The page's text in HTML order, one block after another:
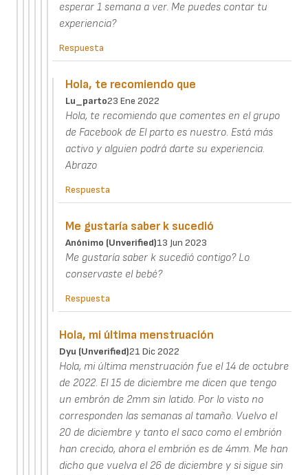
esperar 1 semana a ver. Me puedes contar tu
experiencia?
Respuesta
Hola, te recomiendo que
Lu_parto23 Ene 2022
Hola, te recomiendo que comentes en el grupo
de Facebook de El parto es nuestro. Está más
activo y alguien podrá darte su experiencia.
Abrazo
Respuesta
Me gustaría saber k sucedió
Anónimo (unverified)13 Jun 2023
Me gustaría saber k sucedió contigo? Lo
conservaste el bebé?
Respuesta
Hola, mi última menstruación
Dyu (unverified)21 Dic 2022
Hola, mi última menstruación fue el 14 de octubre
de 2022. El 15 de diciembre me dicen que tengo
un embrón de 2mm sin latido. Por lo visto no
corresponden las semanas al tamaño. Vuelvo el
20 de diciembre y tanto el saco como el embrión
han crecido, ahora el embrión es de 4mm. Me han
dicho que vuelva el 26 de diciembre y si sigue sin